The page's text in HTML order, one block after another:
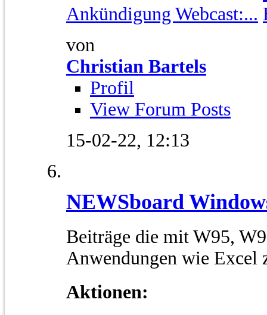
Ankündigung Webcast:...
von
Christian Bartels
Profil
View Forum Posts
15-02-22, 12:13
NEWSboard
Beiträge die mit W95,
Anwendungen wie Excel
Aktionen: